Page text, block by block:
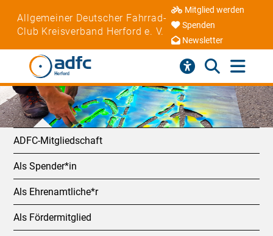
Allgemeiner Deutscher Fahrrad-
Club Kreisverband Herford e. V.
Mitglied werden
Spenden
Newsletter
ADFC-Mitgliedschaft
Als Spender*in
Als Ehrenamtliche*r
Als Fördermitglied